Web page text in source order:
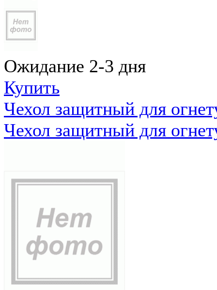
Ожидание 2-3 дня
Купить
Чехол защитный для
Чехол защитный для